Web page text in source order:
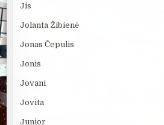
Jis
Jolanta Žibienė
Jonas Čepulis
Jonis
Jovani
Jovita
Junior